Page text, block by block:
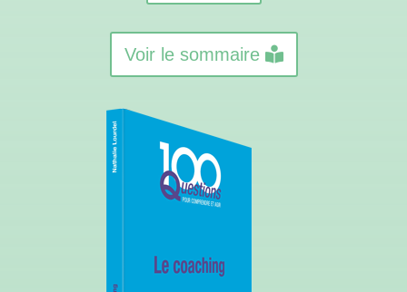
Voir le sommaire